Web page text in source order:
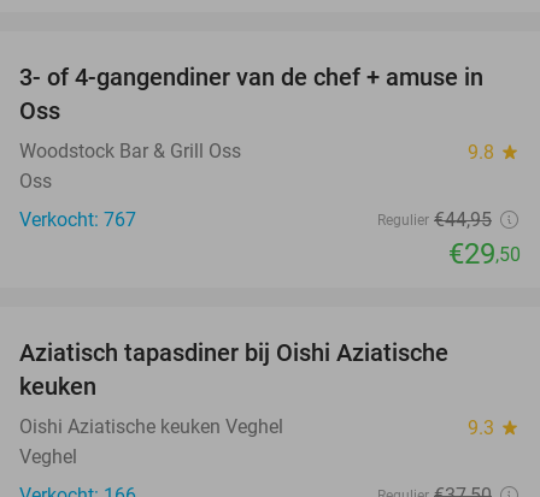
34%
3- of 4-gangendiner van de chef + amuse in
Oss
Woodstock Bar & Grill Oss 9.8 star
Oss
Verkocht: 767
Regulier €44,95
€29,50
Aziatisch tapasdiner bij Oishi Aziatische
keuken
Oishi Aziatische keuken Veghel 9.3 star
Veghel